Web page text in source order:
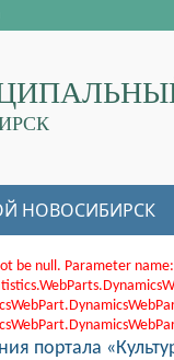
НОВОСИБИРСК
be null. Parameter
портала